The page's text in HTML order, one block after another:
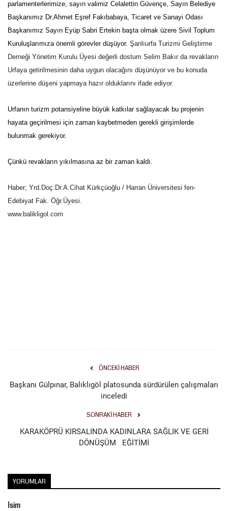
parlamenterlerimize, sayın valimiz Celalettin Güvençe, Sayın Belediye
Başkanımız Dr.Ahmet Eşref Fakıbabaya, Ticaret ve Sanayi Odası
Başkanımız Sayın Eyüp Sabri Ertekin başta olmak üzere Sivil Toplum
Kuruluşlarımıza önemli görevler düşüyor. Şanlıurfa Turizmi Geliştirme
Derneği Yönetim Kurulu Üyesi değerli dostum Selim Bakır da revakların
Urfaya getirilmesinin daha uygun olacağını düşünüyor ve bu konuda
üzerlerine düşeni yapmaya hazır olduklarını ifade ediyor.
Urfanın turizm potansiyeline büyük katkılar sağlayacak bu projenin
hayata geçirilmesi için zaman kaybetmeden gerekli girişimlerde
bulunmak gerekiyor.
Çünkü revakların yıkılmasına az bir zaman kaldı.
Haber; Yrd.Doç.Dr.A.Cihat Kürkçüoğlu / Harran Üniversitesi fen-
Edebiyat Fak. Öğr.Üyesi.
www.balikligol.com
ÖNCEKI HABER
Başkanı Gülpınar, Balıklıgöl platosunda sürdürülen çalışmaları
inceledi
SONRAKI HABER
KARAKÖPRÜ KIRSALINDA KADINLARA SAĞLIK VE GERİ
DÖNÜŞÜM EĞİTİMİ
YORUMLAR
İsim